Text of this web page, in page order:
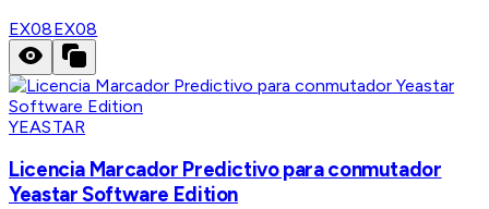
EX08EX08
YEASTAR
Licencia Marcador Predictivo para conmutador
Yeastar Software Edition